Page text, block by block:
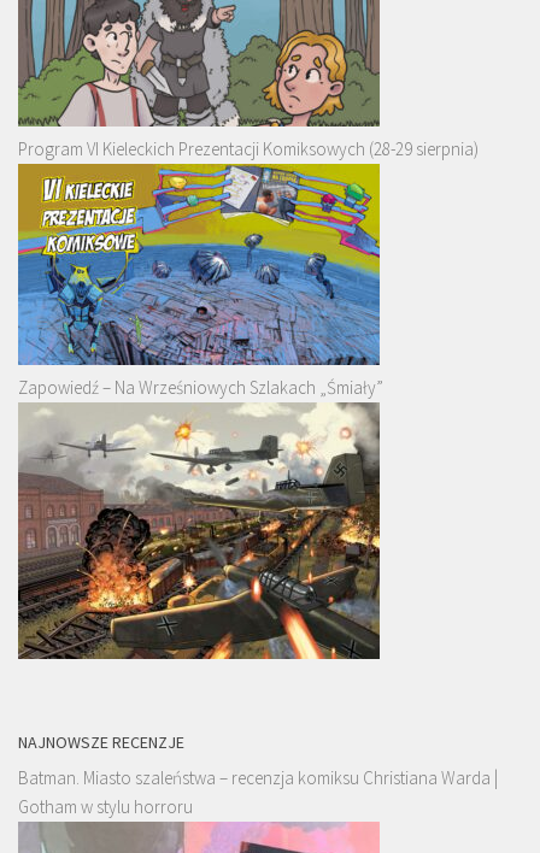
Program VI Kieleckich Prezentacji Komiksowych (28-29 sierpnia)
Zapowiedź – Na Wrześniowych Szlakach „Śmiały”
NAJNOWSZE RECENZJE
Batman. Miasto szaleństwa – recenzja komiksu Christiana Warda |
Gotham w stylu horroru